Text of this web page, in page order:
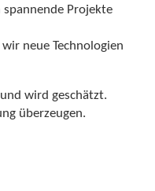
Projekte
neue Technologien
wird geschätzt.
überzeugen.